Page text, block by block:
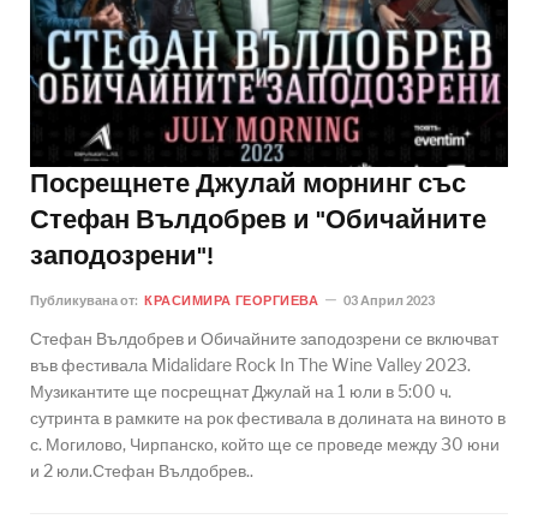
Посрещнете Джулай морнинг със
Стефан Вълдобрев и "Обичайните
заподозрени"!
Публикувана от: КРАСИМИРА ГЕОРГИЕВА 03 Април 2023
Стефан Вълдобрев и Обичайните заподозрени се включват
във фестивала Midalidare Rock In The Wine Valley 2023.
Музикантите ще посрещнат Джулай на 1 юли в 5:00 ч.
сутринта в рамките на рок фестивала в долината на виното в
с. Могилово, Чирпанско, който ще се проведе между 30 юни
и 2 юли.Стефан Вълдобрев..